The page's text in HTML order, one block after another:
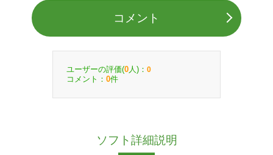
コメント
ユーザーの評価(0 人)： 0
コメント： 0件
ソフト詳細説明